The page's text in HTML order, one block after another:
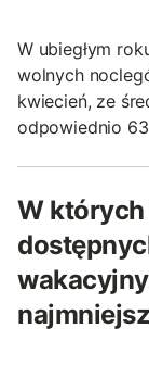
W ubiegłym
wolnych
kwiecień, ze
odpowiednio 63
W